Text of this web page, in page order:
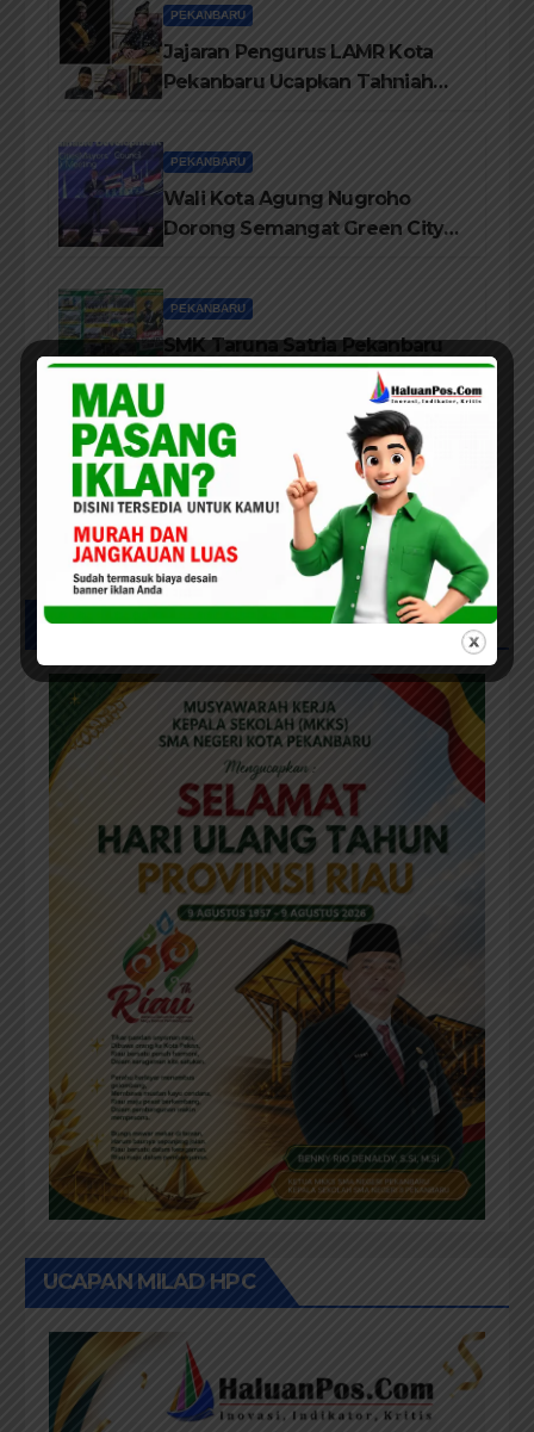
PEKANBARU
Jajaran Pengurus LAMR Kota
Pekanbaru Ucapkan Tahniah
PEKANBARU
Wali Kota Agung Nugroho
Dorong Semangat Green City
PEKANBARU
SMK Taruna Satria Pekanbaru
Terus Memperkuat Sistem
Pendidikan Disiplin Tinggi
DPRD /LEGISLATIF PEKANBARU
Dukung Program Seragam
Gratis, Komisi III DPRD
Pekanbaru sebut Anggaran
Rehab Sekolah Harus
Diprioritaskan
UCAPAN IKLAN HUT RIAU KE-69
UCAPAN MILAD HPC